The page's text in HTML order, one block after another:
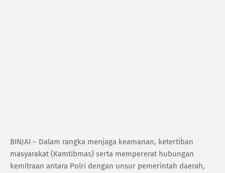
BINJAI – Dalam rangka menjaga keamanan, ketertiban
masyarakat (Kamtibmas) serta mempererat hubungan
kemitraan antara Polri dengan unsur pemerintah daerah,